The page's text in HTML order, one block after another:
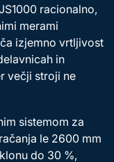
racionalno,
merami
izjemno vrtljivost
in
večji stroji ne
sistemom za
le 2600 mm
do 30 %,